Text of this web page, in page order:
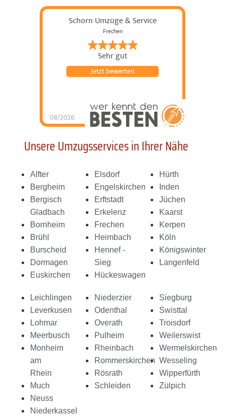
Schorn Umzüge & Service
Frechen
Sehr gut
08/2026
Jetzt bewerten
Schorn Umzüge &
Service hat 4.98von
Umzüge &
ServiceBewertungen
auf
Unsere Umzugsservices in Ihrer Nähe
Alfter
Bergheim
Bergisch
Gladbach
Bornheim
Brühl
Burscheid
Dormagen
Euskirchen
Elsdorf
Engelskirchen
Erftstadt
Erkelenz
Frechen
Heimbach
Hennef -
Sieg
Hückeswagen
Hürth
Inden
Jüchen
Kaarst
Kerpen
Köln
Königswinter
Langenfeld
Leichlingen
Leverkusen
Lohmar
Meerbusch
Monheim
am
Rhein
Much
Neuss
Niederkassel
Niederzier
Odenthal
Overath
Pulheim
Rheinbach
Rommerskirchen
Rösrath
Schleiden
Siegburg
Swisttal
Troisdorf
Weilerswist
Wermelskirchen
Wesseling
Wipperfürth
Zülpich